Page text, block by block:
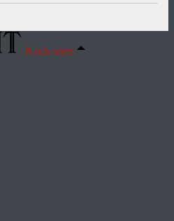
Nach oben